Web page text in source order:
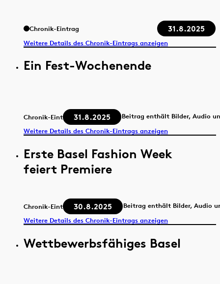
Chronik-Eintrag 31.8.2025
Weitere Details des Chronik-Eintrags anzeigen
Ein Fest-Wochenende
Chronik-Eintrag 31.8.2025
Beitrag enthält Bilder, Audio
Weitere Details des Chronik-Eintrags anzeigen
Erste Basel Fashion Week
feiert Premiere
Chronik-Eintrag 30.8.2025
Beitrag enthält Bilder, Audio
Weitere Details des Chronik-Eintrags anzeigen
Wettbewerbsfähiges Basel